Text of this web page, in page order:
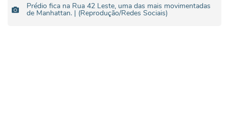
Prédio fica na Rua 42 Leste, uma das mais movimentadas
de Manhattan. | (Reprodução/Redes Sociais)